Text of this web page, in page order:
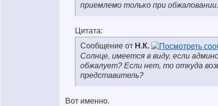
приемлемо только при обжаловании.
Цитата:
Сообщение от Н.К.
Солнце, имеется в виду, если
обжалует? Если нет, то откуда
представитель?
Вот именно.